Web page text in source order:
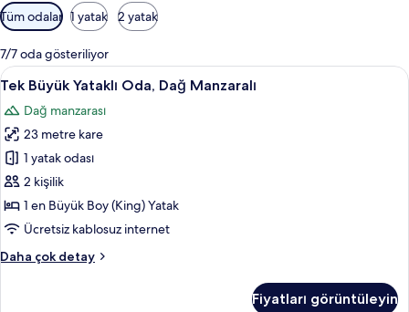
e
Odalar
için
mevcut
filtreler
Tüm odalar 1 yatak 2 yatak
7/7 oda gösteriliyor
Tek
Büyük
Yataklı
Oda,
Dağ
Manzaralı
için
tüm
görün
Tek Büyük Yataklı Oda, Dağ
5
Tek Büyük Yataklı Oda, Dağ Manzaralı
Dağ manzarası
23 metre kare
1 yatak odası
2 kişilik
1 en Büyük Boy (King) Yatak
Ücretsiz kablosuz internet
Daha çok detay
Tek
Fiyatları görüntüleyin